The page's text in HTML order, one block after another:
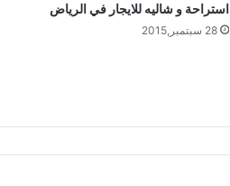
استراحة و شاليه للايجار في الرياض
28 سبتمبر,2015